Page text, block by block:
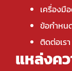
เครื่องมื
ข้อกำหน
ติดต่อเรา
แหล่งค